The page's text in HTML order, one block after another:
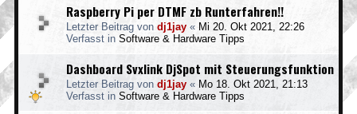
Raspberry Pi per DTMF zb Runterfahren!!
Letzter Beitrag von dj1jay « Mi 20. Okt 2021, 22:26
Verfasst in Software & Hardware Tipps
Dashboard Svxlink DjSpot mit Steuerungsfunktion
Letzter Beitrag von dj1jay « Mo 18. Okt 2021, 21:13
Verfasst in Software & Hardware Tipps